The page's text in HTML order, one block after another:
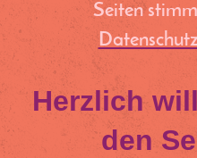
Seiten
Herzlich
den